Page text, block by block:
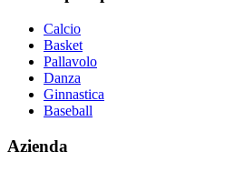
Calcio
Basket
Pallavolo
Danza
Ginnastica
Baseball
Azienda